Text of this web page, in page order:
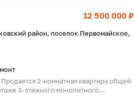
12 500 000 ₽
район, поселок Первомайское,
2-комнатная квартира общей
3-этажного монолитного...